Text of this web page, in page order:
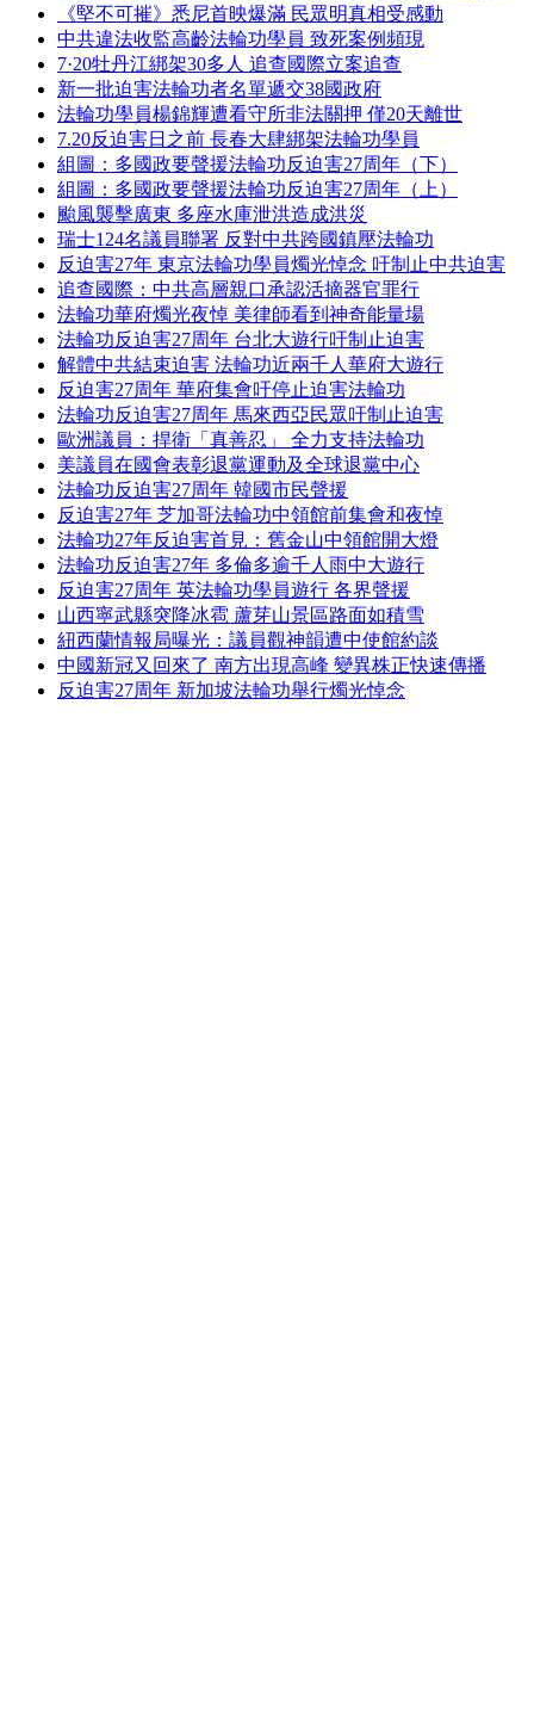
《堅不可摧》悉尼首映爆滿 民眾明真相受感動
中共違法收監高齡法輪功學員 致死案例頻現
7·20牡丹江綁架30多人 追查國際立案追查
新一批迫害法輪功者名單遞交38國政府
法輪功學員楊錦輝遭看守所非法關押 僅20天離世
7.20反迫害日之前 長春大肆綁架法輪功學員
組圖：多國政要聲援法輪功反迫害27周年（下）
組圖：多國政要聲援法輪功反迫害27周年（上）
颱風襲擊廣東 多座水庫泄洪造成洪災
瑞士124名議員聯署 反對中共跨國鎮壓法輪功
反迫害27年 東京法輪功學員燭光悼念 吁制止中共迫害
追查國際：中共高層親口承認活摘器官罪行
法輪功華府燭光夜悼 美律師看到神奇能量場
法輪功反迫害27周年 台北大遊行吁制止迫害
解體中共結束迫害 法輪功近兩千人華府大遊行
反迫害27周年 華府集會吁停止迫害法輪功
法輪功反迫害27周年 馬來西亞民眾吁制止迫害
歐洲議員：捍衛「真善忍」 全力支持法輪功
美議員在國會表彰退黨運動及全球退黨中心
法輪功反迫害27周年 韓國市民聲援
反迫害27年 芝加哥法輪功中領館前集會和夜悼
法輪功27年反迫害首見：舊金山中領館開大燈
法輪功反迫害27年 多倫多逾千人雨中大遊行
反迫害27周年 英法輪功學員遊行 各界聲援
山西寧武縣突降冰雹 蘆芽山景區路面如積雪
紐西蘭情報局曝光：議員觀神韻遭中使館約談
中國新冠又回來了 南方出現高峰 變異株正快速傳播
反迫害27周年 新加坡法輪功舉行燭光悼念